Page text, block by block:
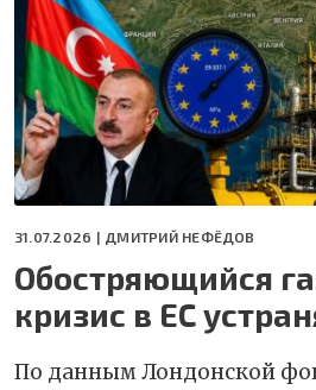
31.07.2026 | ДМИТРИЙ НЕФЁДОВ
Обостряющийся
кризис в ЕС
По данным Лондонской